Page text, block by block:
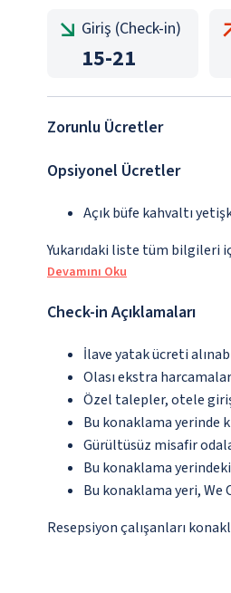
Giriş (Check-in)
15-21
Zorunlu Ücretler
Opsiyonel Ücretler
Açık büfe kahvaltı
Yukarıdaki liste tüm bilgileri
Devamını Oku
Check-in Açıklamaları
İlave yatak ücreti
Olası ekstra
Özel talepler, otele
Bu konaklama yerinde
Gürültüsüz misafir
Bu konaklama
Bu konaklama yeri,
Resepsiyon çalışanları